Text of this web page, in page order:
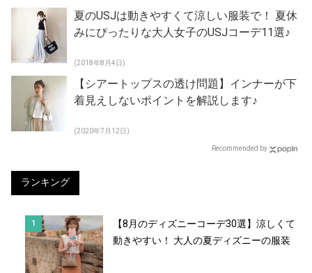
夏のUSJは動きやすくて涼しい服装で！ 夏休
みにぴったりな大人女子のUSJコーデ11選♪
(2018年8月4日)
【シアートップスの透け問題】インナーが下
着見えしないポイントを解説します♪
(2020年7月12日)
Recommended by
ランキング
【8月のディズニーコーデ30選】涼しくて
動きやすい！ 大人の夏ディズニーの服装